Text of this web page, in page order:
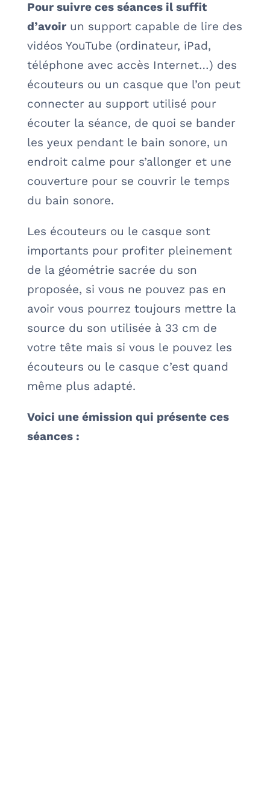
Pour suivre ces séances il suffit
d’avoirun support capable de lire des
vidéos YouTube (ordinateur, iPad,
téléphone avec accès Internet…) des
écouteurs ou un casque que l’on peut
connecter au support utilisé pour
écouter la séance, de quoi se bander
les yeux pendant le bain sonore, un
endroit calme pour s’allonger et une
couverture pour se couvrir le temps
du bain sonore.
Les écouteurs ou le casque sont
importants pour profiter pleinement
de la géométrie sacrée du son
proposée, si vous ne pouvez pas en
avoir vous pourrez toujours mettre la
source du son utilisée à 33 cm de
votre tête mais si vous le pouvez les
écouteurs ou le casque c’est quand
même plus adapté.
Voici une émission qui présente ces
séances :